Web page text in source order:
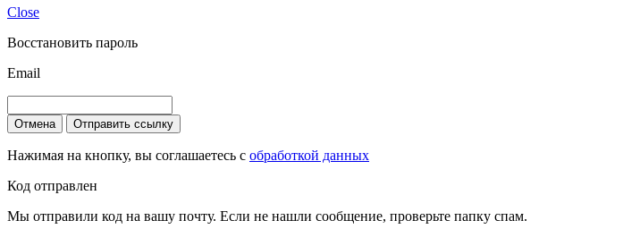
Close
Восстановить пароль
Email
Отмена Отправить ссылку
Нажимая на кнопку, вы соглашаетесь с обработкой данных
Код отправлен
Мы отправили код на вашу почту. Если не нашли сообщение, проверьте папку спам.